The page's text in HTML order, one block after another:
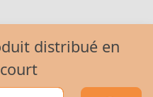
distribué en